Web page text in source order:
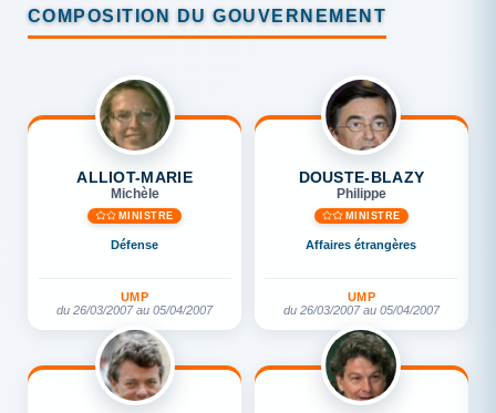
COMPOSITION DU GOUVERNEMENT
ALLIOT-MARIE
Michèle
MINISTRE
Défense
UMP
du 26/03/2007 au 05/04/2007
DOUSTE-BLAZY
Philippe
MINISTRE
Affaires étrangères
UMP
du 26/03/2007 au 05/04/2007